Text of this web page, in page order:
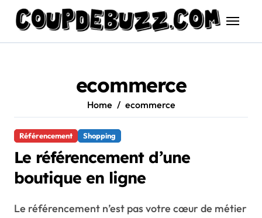
content
ecommerce
Home ecommerce
Référencement Shopping
Le référencement d’une
boutique en ligne
Le référencement n’est pas votre cœur de métier